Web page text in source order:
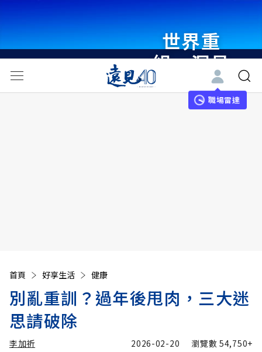
世界重
組・洞見
未來 與
世界領袖
職場雷達
首頁 好享生活 健康
別亂重訓？過年後甩肉，三大迷
思請破除
李加祈 2026-02-20 瀏覽數54,750+